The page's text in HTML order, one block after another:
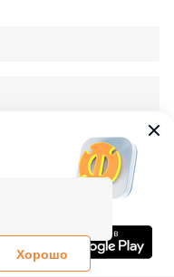
Хорошо